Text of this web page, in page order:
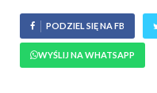
PODZIEL SIĘ NA FB
WYŚLIJ NA WHATSAPP